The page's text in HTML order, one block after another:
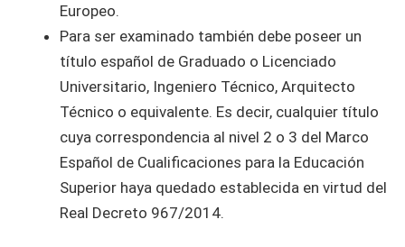
Europeo.
Para ser examinado también debe poseer un
título español de Graduado o Licenciado
Universitario, Ingeniero Técnico, Arquitecto
Técnico o equivalente. Es decir, cualquier título
cuya correspondencia al nivel 2 o 3 del Marco
Español de Cualificaciones para la Educación
Superior haya quedado establecida en virtud del
Real Decreto 967/2014.